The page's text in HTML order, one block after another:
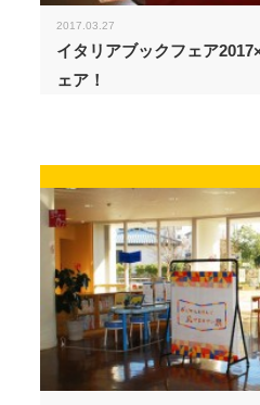
2017.03.27
イタリアブックフェア
ェア！